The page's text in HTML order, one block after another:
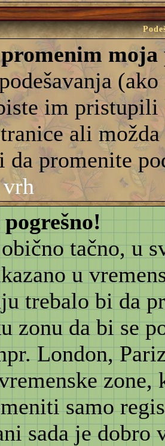
moja
im
ali
da promenite
vrh
tačno, u
u
trebalo bi da
zonu da bi se
London,
zone,
samo
sada je dobro